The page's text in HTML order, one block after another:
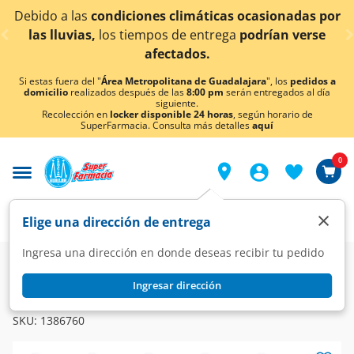
< div class="carousel-inner">
climáticas ocasionadas por
los tiempos de entregapodrían verse
¡Ahora
Si estas fuera del "Área Metropolitana de Guadalajara", los pedidos a
domicilio realizados después de las8:00 pm serán entregados al día
siguiente.
Recolección en locker disponible 24 horas, según horario de
SuperFarmacia. Consulta más detallesaquí
Elige una dirección de entrega
Ingresa una dirección en donde deseas recibir tu pedido
Ingresar dirección
×
0
Farmacia Medicina Antibióticos Antibióticos
Lincomicina 600mg/2ml, 6 Ampolletas de 2ml c/u.
SKU: 1386760